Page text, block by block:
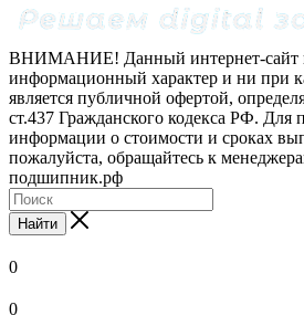
ВНИМАНИЕ! Данный интернет-сайт
информационный характер и ни при
является публичной офертой,
ст.437 Гражданского кодекса РФ. Для
информации о стоимости и сроках
пожалуйста, обращайтесь к
подшипник.рф
Найти
0
0